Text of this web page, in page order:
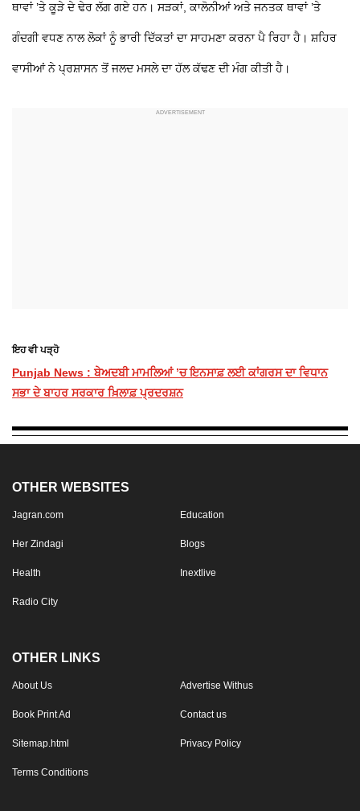
ਥਾਵਾਂ ’ਤੇ ਕੂੜੇ ਦੇ ਢੇਰ ਲੱਗ ਗਏ ਹਨ। ਸੜਕਾਂ, ਕਾਲੋਨੀਆਂ ਅਤੇ ਜਨਤਕ ਥਾਵਾਂ ’ਤੇ
ਗੰਦਗੀ ਵਧਣ ਨਾਲ ਲੋਕਾਂ ਨੂੰ ਭਾਰੀ ਦਿੱਕਤਾਂ ਦਾ ਸਾਹਮਣਾ ਕਰਨਾ ਪੈ ਰਿਹਾ ਹੈ। ਸ਼ਹਿਰ
ਵਾਸੀਆਂ ਨੇ ਪ੍ਰਸ਼ਾਸਨ ਤੋਂ ਜਲਦ ਮਸਲੇ ਦਾ ਹੱਲ ਕੱਢਣ ਦੀ ਮੰਗ ਕੀਤੀ ਹੈ।
ਇਹ ਵੀ ਪੜ੍ਹੋ
Punjab News : ਬੇਅਦਬੀ ਮਾਮਲਿਆਂ ’ਚ ਇਨਸਾਫ਼ ਲਈ ਕਾਂਗਰਸ ਦਾ ਵਿਧਾਨ
ਸਭਾ ਦੇ ਬਾਹਰ ਸਰਕਾਰ ਖ਼ਿਲਾਫ਼ ਪ੍ਰਦਰਸ਼ਨ
OTHER WEBSITES
Jagran.com Education
Her Zindagi Blogs
Health Inextlive
Radio City
OTHER LINKS
About Us Advertise Withus
Book Print Ad Contact us
Sitemap.html Privacy Policy
Terms Conditions